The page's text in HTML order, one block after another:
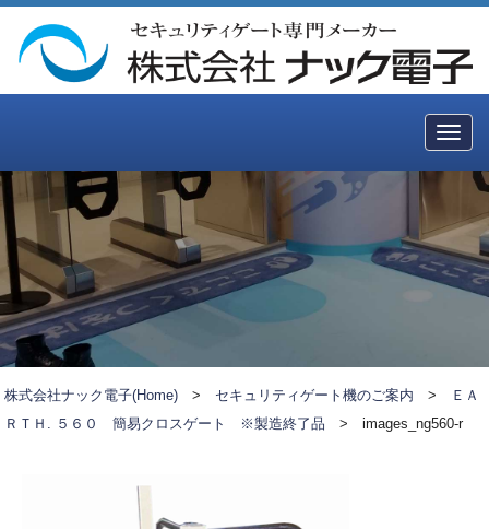
株式会社ナック電子(Home) > セキュリティゲート機のご案内 >
ＥＡ
ＲＴＨ. ５６０ 簡易クロスゲート ※製造終了品 >images_ng560-r